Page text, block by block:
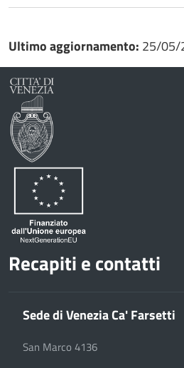
Ultimo aggiornamento: 25/05/
Recapiti e contatti
Sede di Venezia Ca' Farsetti
San Marco 4136